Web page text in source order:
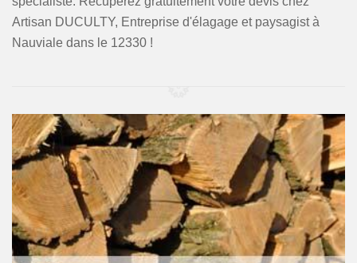
Artisan DUCULTY, Entreprise d'élagage et paysagist à
Nauviale dans le 12330 !